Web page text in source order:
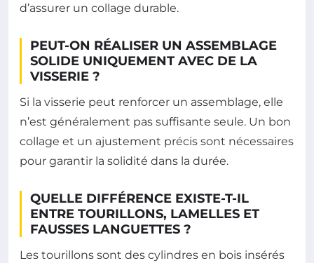
d’assurer un collage durable.
PEUT-ON RÉALISER UN ASSEMBLAGE
SOLIDE UNIQUEMENT AVEC DE LA
VISSERIE ?
Si la visserie peut renforcer un assemblage, elle
n’est généralement pas suffisante seule. Un bon
collage et un ajustement précis sont nécessaires
pour garantir la solidité dans la durée.
QUELLE DIFFÉRENCE EXISTE-T-IL
ENTRE TOURILLONS, LAMELLES ET
FAUSSES LANGUETTES ?
Les tourillons sont des cylindres en bois insérés